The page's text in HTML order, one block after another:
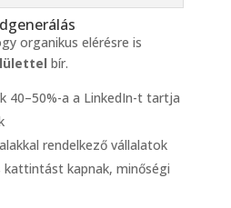
organikus elérésre is
bír.
40–50%-a a LinkedIn-t tartja
rendelkező vállalatok
kapnak, minőségi